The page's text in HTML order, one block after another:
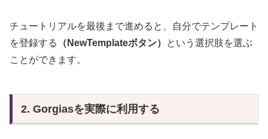
チュートリアルを最後まで進めると、自分でテンプレート
を登録する
（NewTemplateボタン）
という選択肢を選ぶ
ことができます。
2. Gorgiasを実際に利用する